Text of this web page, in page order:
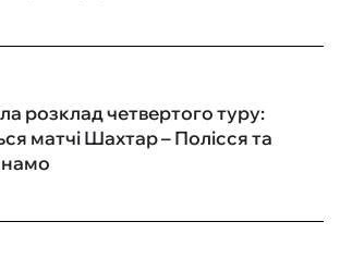
розклад четвертого туру:
матчі Шахтар – Полісся та